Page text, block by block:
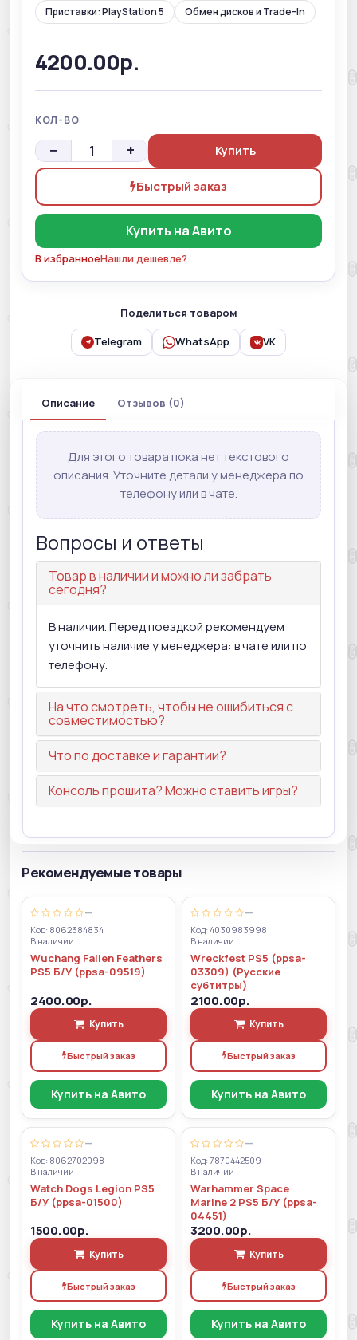
Приставки: PlayStation 5 Обмен дисков и Trade-In
4200.00р.
КОЛ-ВО
− + Купить
Быстрый заказ
Купить на Авито
В избранноеНашли дешевле?
Поделиться товаром
Telegram WhatsApp VK
Описание Отзывов (0)
Для этого товара пока нет текстового
описания. Уточните детали у менеджера по
телефону или в чате.
Вопросы и ответы
Товар в наличии и можно ли забрать
сегодня?
В наличии. Перед поездкой рекомендуем
уточнить наличие у менеджера: в чате или по
телефону.
На что смотреть, чтобы не ошибиться с
совместимостью?
Что по доставке и гарантии?
Консоль прошита? Можно ставить игры?
Рекомендуемые товары
—
Код: 8062384834
В наличии
Wuchang Fallen Feathers
PS5 Б/У (ppsa-09519)
2400.00р.
Купить
Быстрый заказ
Купить на Авито
—
Код: 4030983998
В наличии
Wreckfest PS5 (ppsa-
03309) (Русские
субтитры)
2100.00р.
Купить
Быстрый заказ
Купить на Авито
—
Код: 8062702098
В наличии
Watch Dogs Legion PS5
Б/У (ppsa-01500)
1500.00р.
Купить
Быстрый заказ
Купить на Авито
—
Код: 7870442509
В наличии
Warhammer Space
Marine 2 PS5 Б/У (ppsa-
04451)
3200.00р.
Купить
Быстрый заказ
Купить на Авито